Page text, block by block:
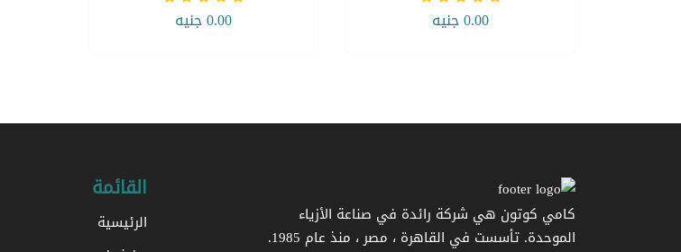
0.00 جنيه 0.00 جنيه
كامي كوتون هي شركة رائدة في صناعة الأزياء
الموحدة. تأسست في القاهرة ، مصر ، منذ عام 1985.
القائمة
الرئيسية